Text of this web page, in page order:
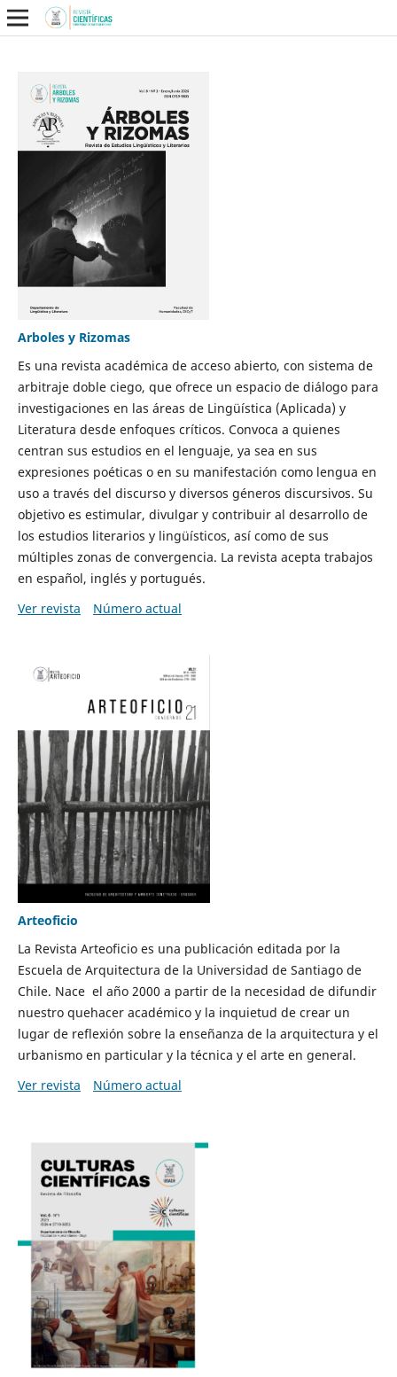
Arboles y Rizomas
Es una revista académica de acceso abierto, con sistema de
arbitraje doble ciego, que ofrece un espacio de diálogo para
investigaciones en las áreas de Lingüística (Aplicada) y
Literatura desde enfoques críticos. Convoca a quienes
centran sus estudios en el lenguaje, ya sea en sus
expresiones poéticas o en su manifestación como lengua en
uso a través del discurso y diversos géneros discursivos. Su
objetivo es estimular, divulgar y contribuir al desarrollo de
los estudios literarios y lingüísticos, así como de sus
múltiples zonas de convergencia. La revista acepta trabajos
en español, inglés y portugués.
Ver revista
Número actual
Arteoficio
La Revista Arteoficio es una publicación editada por la
Escuela de Arquitectura de la Universidad de Santiago de
Chile. Nace el año 2000 a partir de la necesidad de difundir
nuestro quehacer académico y la inquietud de crear un
lugar de reflexión sobre la enseñanza de la arquitectura y el
urbanismo en particular y la técnica y el arte en general.
Ver revista
Número actual